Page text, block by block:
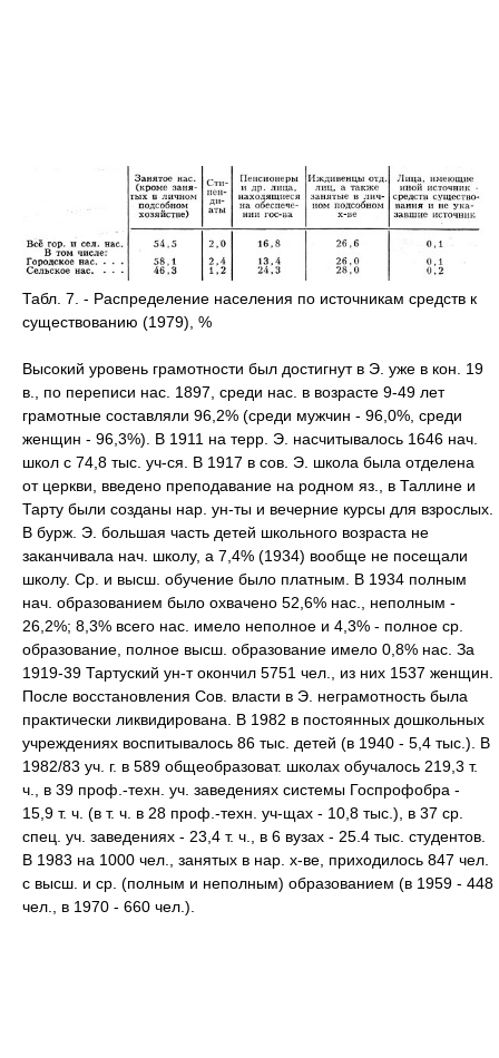
Табл. 7. - Распределение населения по источникам средств к
существованию (1979), %
Высокий уровень грамотности был достигнут в Э. уже в кон. 19
в., по переписи нас. 1897, среди нас. в возрасте 9-49 лет
грамотные составляли 96,2% (среди мужчин - 96,0%, среди
женщин - 96,3%). В 1911 на терр. Э. насчитывалось 1646 нач.
школ с 74,8 тыс. уч-ся. В 1917 в сов. Э. школа была отделена
от церкви, введено преподавание на родном яз., в Таллине и
Тарту были созданы нар. ун-ты и вечерние курсы для взрослых.
В бурж. Э. большая часть детей школьного возраста не
заканчивала нач. школу, а 7,4% (1934) вообще не посещали
школу. Ср. и высш. обучение было платным. В 1934 полным
нач. образованием было охвачено 52,6% нас., неполным -
26,2%; 8,3% всего нас. имело неполное и 4,3% - полное ср.
образование, полное высш. образование имело 0,8% нас. За
1919-39 Тартуский ун-т окончил 5751 чел., из них 1537 женщин.
После восстановления Сов. власти в Э. неграмотность была
практически ликвидирована. В 1982 в постоянных дошкольных
учреждениях воспитывалось 86 тыс. детей (в 1940 - 5,4 тыс.). В
1982/83 уч. г. в 589 общеобразоват. школах обучалось 219,3 т.
ч., в 39 проф.-техн. уч. заведениях системы Госпрофобра -
15,9 т. ч. (в т. ч. в 28 проф.-техн. уч-щах - 10,8 тыс.), в 37 ср.
спец. уч. заведениях - 23,4 т. ч., в 6 вузах - 25.4 тыс. студентов.
В 1983 на 1000 чел., занятых в нар. х-ве, приходилось 847 чел.
с высш. и ср. (полным и неполным) образованием (в 1959 - 448
чел., в 1970 - 660 чел.).